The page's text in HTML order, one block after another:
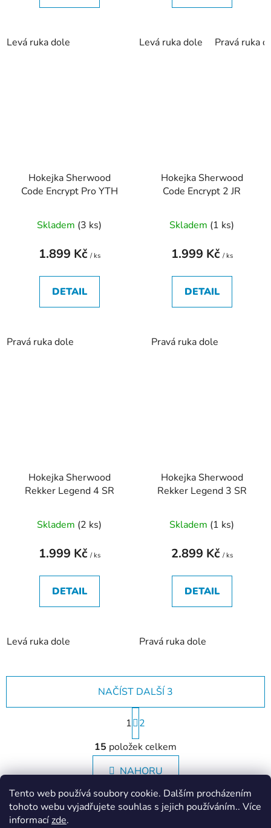
Tento web používá soubory cookie. Dalším procházením
tohoto webu vyjadřujete souhlas s jejich používáním.. Více
informacízde.
Levá ruka dole Levá ruka dole Pravá ruka
Hokejka Sherwood
Code Encrypt Pro YTH
Skladem (3 ks)
1.899 Kč / ks
DETAIL
Pravá ruka dole
Hokejka Sherwood
Code Encrypt 2 JR
Skladem (1 ks)
1.999 Kč / ks
DETAIL
Pravá ruka dole
Hokejka Sherwood
Rekker Legend 4 SR
Skladem (2 ks)
1.999 Kč / ks
DETAIL
Levá ruka dole
Hokejka Sherwood
Rekker Legend 3 SR
Skladem (1 ks)
2.899 Kč / ks
DETAIL
Pravá ruka dole
O
v
l
á
d
a
NAČÍST DALŠÍ 3
S
t
r
á
n
k
v
á
1
2
15 položek celkem
NAHORU